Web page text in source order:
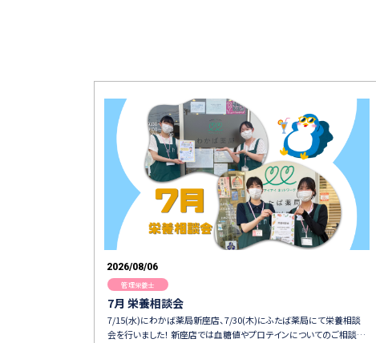
2026/08/06
管理栄養士
7月 栄養相談会
7/15(水)にわかば薬局新座店、7/30(木)にふたば薬局にて栄養相談
会を行いました！ 新座店では血糖値やプロテインについてのご相談…